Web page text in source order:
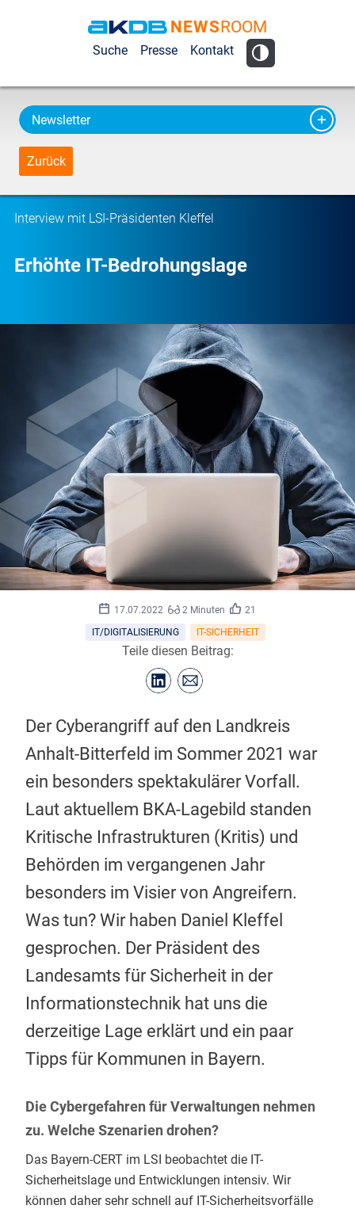
AKDB Anstalt
Kommunale
Datenverarbeitung
in Bayern
NEWSROOM
Suche Presse Kontakt
Newsletter
Zurück
Interview mit LSI-Präsidenten Kleffel
Erhöhte IT-Bedrohungslage
17.07.2022 2 Minuten
21
IT/DIGITALISIERUNG
IT-SICHERHEIT
Teile diesen Beitrag:
Der Cyberangriff auf den Landkreis
Anhalt-Bitterfeld im Sommer 2021 war
ein besonders spektakulärer Vorfall.
Laut aktuellem BKA-Lagebild standen
Kritische Infrastrukturen (Kritis) und
Behörden im vergangenen Jahr
besonders im Visier von Angreifern.
Was tun? Wir haben Daniel Kleffel
gesprochen. Der Präsident des
Landesamts für Sicherheit in der
Informationstechnik hat uns die
derzeitige Lage erklärt und ein paar
Tipps für Kommunen in Bayern.
Die Cybergefahren für Verwaltungen nehmen
zu. Welche Szenarien drohen?
Das Bayern-CERT im LSI beobachtet die IT-
Sicherheitslage und Entwicklungen intensiv. Wir
können daher sehr schnell auf IT-Sicherheitsvorfälle